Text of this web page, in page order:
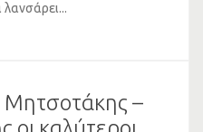
λανσάρει...
–